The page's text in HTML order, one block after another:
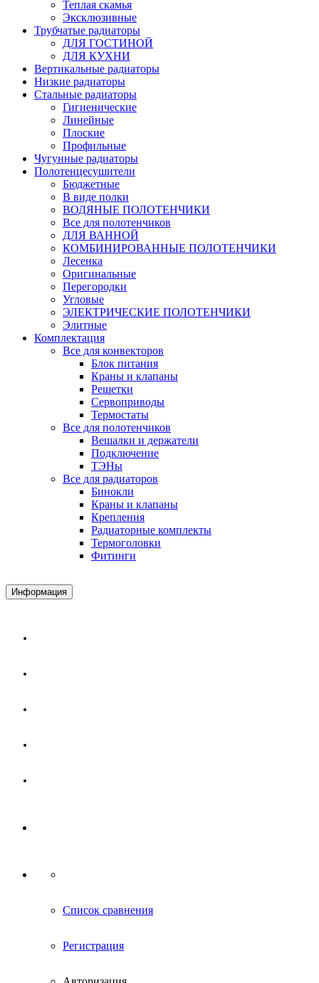
Теплая скамья
Эксклюзивные
Трубчатые радиаторы
ДЛЯ ГОСТИНОЙ
ДЛЯ КУХНИ
Вертикальные радиаторы
Низкие радиаторы
Стальные радиаторы
Гигиенические
Линейные
Плоские
Профильные
Чугунные радиаторы
Полотенцесушители
Бюджетные
В виде полки
ВОДЯНЫЕ ПОЛОТЕНЧИКИ
Все для полотенчиков
ДЛЯ ВАННОЙ
КОМБИНИРОВАННЫЕ ПОЛОТЕНЧИКИ
Лесенка
Оригинальные
Перегородки
Угловые
ЭЛЕКТРИЧЕСКИЕ ПОЛОТЕНЧИКИ
Элитные
Комплектация
Все для конвекторов
Блок питания
Краны и клапаны
Решетки
Сервоприводы
Термостаты
Все для полотенчиков
Вешалки и держатели
Подключение
ТЭНы
Все для радиаторов
Бинокли
Краны и клапаны
Крепления
Радиаторные комплекты
Термоголовки
Фитинги
Информация
Список сравнения
Регистрация